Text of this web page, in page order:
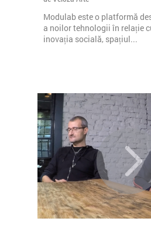
Modulab este o platformă
a noilor tehnologii în relație
inovația socială, spațiul...